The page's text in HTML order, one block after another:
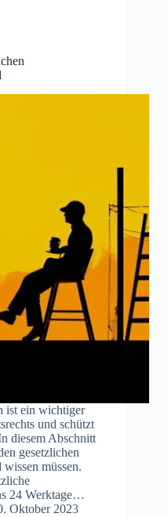
ist ein wichtiger
und schützt
diesem Abschnitt
gesetzlichen
müssen.
24 Werktage…
Oktober 2023